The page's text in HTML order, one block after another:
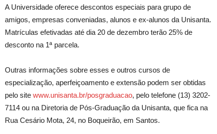
A Universidade oferece descontos especiais para grupo de
amigos, empresas conveniadas, alunos e ex-alunos da Unisanta.
Matrículas efetivadas até dia 20 de dezembro terão 25% de
desconto na 1ª parcela.
Outras informações sobre esses e outros cursos de
especialização, aperfeiçoamento e extensão podem ser obtidas
pelo site www.unisanta.br/posgraduacao, pelo telefone (13) 3202-
7114 ou na Diretoria de Pós-Graduação da Unisanta, que fica na
Rua Cesário Mota, 24, no Boqueirão, em Santos.